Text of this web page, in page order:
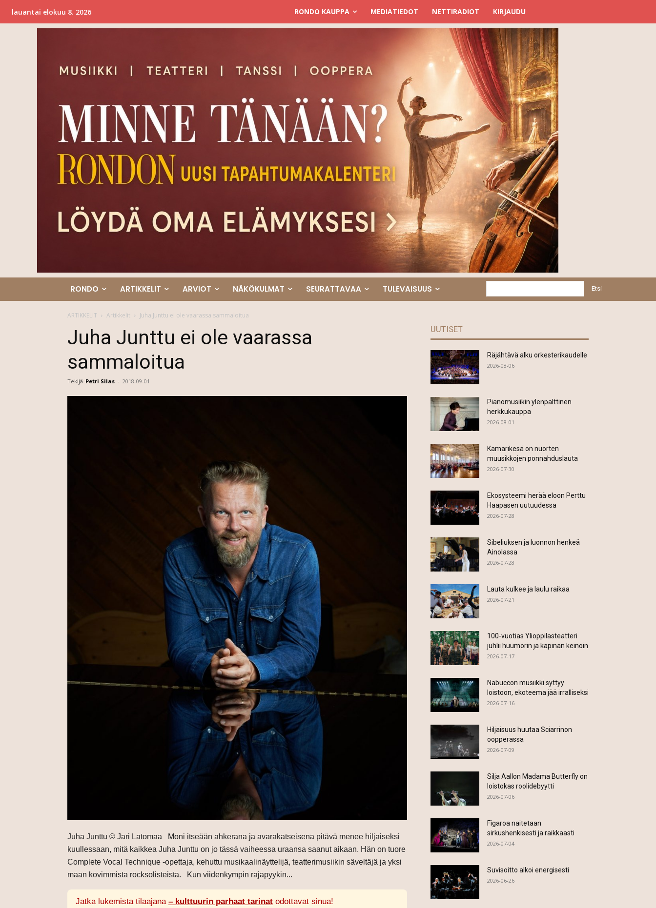
lauantai elokuu 8. 2026 RONDO KAUPPA MEDIATIEDOT NETTIRADIOT KIRJAUDU
RONDO ARTIKKELIT ARVIOT NÄKÖKULMAT SEURATTAVAA TULEVAISUUS Etsi
ARTIKKELIT Artikkelit Juha Junttu ei ole vaarassa sammaloitua
Juha Junttu ei ole vaarassa
sammaloitua
Tekijä Petri Silas - 2018-09-01
Juha Junttu © Jari Latomaa Moni itseään ahkerana ja avarakatseisena pitävä menee hiljaiseksi
kuullessaan, mitä kaikkea Juha Junttu on jo tässä vaiheessa uraansa saanut aikaan. Hän on tuore
Complete Vocal Technique -opettaja, kehuttu musikaalinäyttelijä, teatterimusiikin säveltäjä ja yksi
maan kovimmista rocksolisteista. Kun viidenkympin rajapyykin...
Jatka lukemista tilaajana – kulttuurin parhaat tarinatodottavat sinua!
UUTISET
Räjähtävä alku orkesterikaudelle
2026-08-06
Pianomusiikin ylenpalttinen
herkkukauppa
2026-08-01
Kamarikesä on nuorten
muusikkojen ponnahduslauta
2026-07-30
Ekosysteemi herää eloon Perttu
Haapasen uutuudessa
2026-07-28
Sibeliuksen ja luonnon henkeä
Ainolassa
2026-07-28
Lauta kulkee ja laulu raikaa
2026-07-21
100-vuotias Ylioppilasteatteri
juhlii huumorin ja kapinan keinoin
2026-07-17
Nabuccon musiikki syttyy
loistoon, ekoteema jää irralliseksi
2026-07-16
Hiljaisuus huutaa Sciarrinon
oopperassa
2026-07-09
Silja Aallon Madama Butterfly on
loistokas roolidebyytti
2026-07-06
Figaroa naitetaan
sirkushenkisesti ja raikkaasti
2026-07-04
Suvisoitto alkoi energisesti
2026-06-26